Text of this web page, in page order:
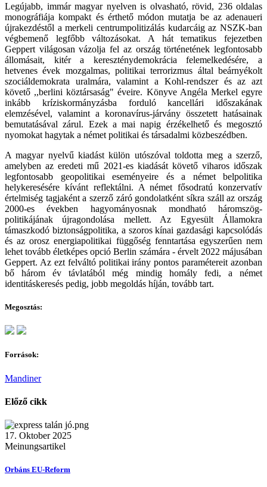
Legújabb, immár magyar nyelven is olvasható, rövid, 236 oldalas
monográfiája kompakt és érthető módon mutatja be az adenaueri
újrakezdéstől a merkeli centrumpolitizálás kudarcáig az NSZK-ban
végbemenő legfőbb változásokat. A hát tematikus fejezetben
Geppert világosan vázolja fel az ország történetének legfontosabb
állomásait, kitér a kereszténydemokrácia felemelkedésére, a
hetvenes évek mozgalmas, politikai terrorizmus által beárnyékolt
szociáldemokrata uralmára, valamint a Kohl-rendszer és az azt
követő ,,berlini köztársaság" éveire. Könyve Angéla Merkel egyre
inkább kríziskormányzásba forduló kancellári időszakának
elemzésével, valamint a koronavírus-járvány összetett hatásainak
bemutatásával zárul. Ezek a mai napig érzékelhető és megosztó
nyomokat hagytak a német politikai és társadalmi közbeszédben.
A magyar nyelvű kiadást külön utószóval toldotta meg a szerző,
amelyben az eredeti mű 2021-es kiadását követő viharos időszak
legfontosabb geopolitikai eseményeire és a német belpolitika
helykeresésére kívánt reflektálni. A német fősodratú konzervatív
értelmiség tagjaként a szerző záró gondolatként síkra száll az ország
2000-es években hagyományosnak mondható háromszög-
politikájának újragondolása mellett. Az Egyesült Államokra
támaszkodó biztonságpolitika, a szoros kínai gazdasági kapcsolódás
és az orosz energiapolitikai függőség fenntartása egyszerűen nem
lehet tovább életképes opció Berlin számára - érvelt 2022 májusában
Geppert. Az ezt felváltó politikai irány pontos paramétereit azonban
bő három év távlatából még mindig homály fedi, a német
identitáskeresés pedig, jobb megoldás híján, tovább tart.
Megosztás:
Források:
Mandiner
Előző cikk
17. Oktober 2025
Meinungsartikel
Orbáns EU-Reform